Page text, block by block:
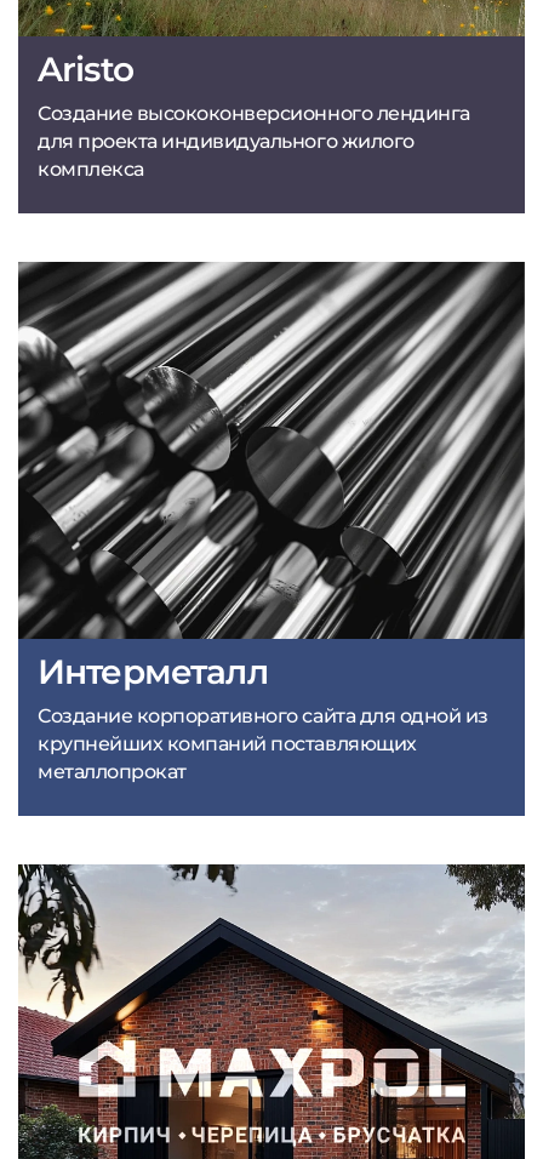
Aristo
Создание высококонверсионного лендинга
для проекта индивидуального жилого
комплекса
Интерметалл
Создание корпоративного сайта для одной из
крупнейших компаний поставляющих
металлопрокат